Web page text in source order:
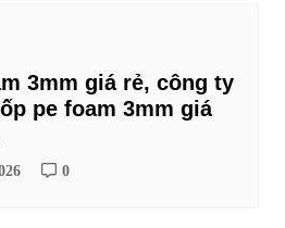
3mm giá rẻ, công ty
pe foam 3mm giá
0